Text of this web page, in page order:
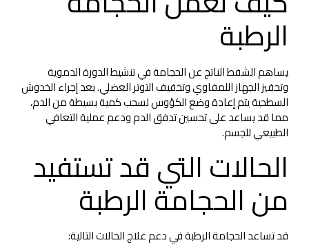
الرطبة
يساهم الشفط الناتج عن الحجامة في تنشيط الدورة الدموية
وتحفيز الجهاز اللمفاوي وتخفيف التوتر العضلي. بعد إجراء الخدوش
السطحية يتم إعادة وضع الكؤوس لسحب كمية بسيطة من الدم،
مما قد يساعد على تحسين تدفق الدم ودعم عملية التعافي
الطبيعي للجسم.
الحالات التي قد تستفيد
من الحجامة الرطبة
قد تساعد الحجامة الرطبة في دعم علاج الحالات التالية: